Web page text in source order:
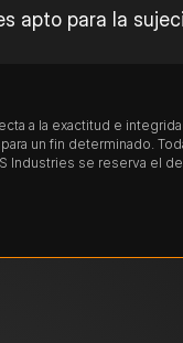
apto para la
a una
a la exactitud e
un fin determinado.
se reserva el